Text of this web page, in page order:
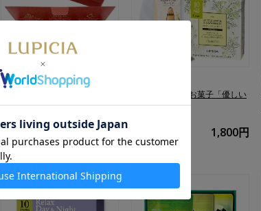
[LG5002]
ット3種
2,480円
ハーブティーとお菓子「優しい
時間」
1,800円
数量限定